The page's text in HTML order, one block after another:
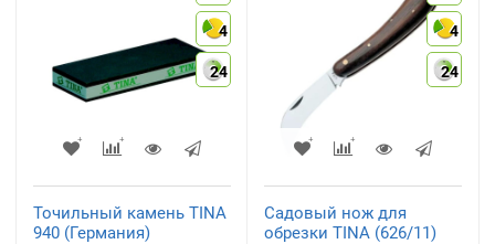
(1)
4
24
Точильный камень TINA
940 (Германия)
4
24
Садовый нож для
обрезки TINA (626/11)